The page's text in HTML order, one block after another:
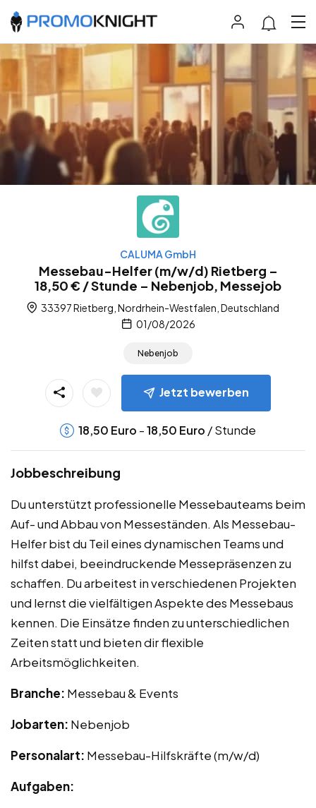
CALUMA GmbH
Messebau-Helfer (m/w/d) Rietberg –
18,50 € / Stunde – Nebenjob, Messejob
33397 Rietberg, Nordrhein-Westfalen, Deutschland
01/08/2026
Nebenjob
Jetzt bewerben
18,50 Euro -18,50 Euro / Stunde
Jobbeschreibung
Du unterstützt professionelle Messebauteams beim
Auf- und Abbau von Messeständen. Als Messebau-
Helfer bist du Teil eines dynamischen Teams und
hilfst dabei, beeindruckende Messepräsenzen zu
schaffen. Du arbeitest in verschiedenen Projekten
und lernst die vielfältigen Aspekte des Messebaus
kennen. Die Einsätze finden zu unterschiedlichen
Zeiten statt und bieten dir flexible
Arbeitsmöglichkeiten.
Branche: Messebau & Events
Jobarten: Nebenjob
Personalart: Messebau-Hilfskräfte (m/w/d)
Aufgaben: